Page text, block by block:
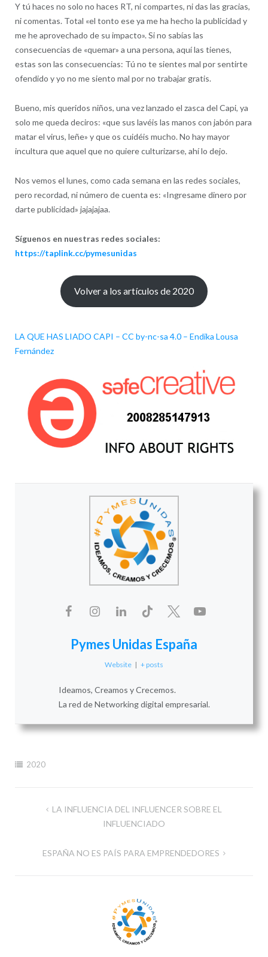
Y tú haces no solo no haces RT, ni compartes, ni das las gracias,
ni comentas. Total «el tonto ese ya me ha hecho la publicidad y
me he aprovechado de su impacto». Si no sabías las
consecuencias de «quemar» a una persona, aquí las tienes,
estas son las consecuencias: Tú no te sientes mal por sentirte
ofendido y yo no me siento mal por no trabajar gratis.
Bueno, mis queridos niños, una vez lanzado el zasca del Capi, ya
solo me queda deciros: «que sus lavéis las manos con jabón para
matar el virus, leñe» y que os cuidéis mucho. No hay mayor
incultura que aquel que no quiere culturizarse, ahí lo dejo.
Nos vemos el lunes, como cada semana en las redes sociales,
pero recordad, ni número de cuenta es: «Ingresame dinero por
darte publicidad» jajajajaa.
Síguenos en nuestras redes sociales:
https://taplink.cc/pymesunidas
Volver a los artículos de 2020
LA QUE HAS LIADO CAPI – CC by-nc-sa 4.0– Endika Lousa
Fernández
Pymes Unidas España
Website | + posts
Ideamos, Creamos y Crecemos.
La red de Networking digital empresarial.
2020
Navegación
LA INFLUENCIA DEL INFLUENCER SOBRE EL
INFLUENCIADO
ESPAÑA NO ES PAÍS PARA EMPRENDEDORES